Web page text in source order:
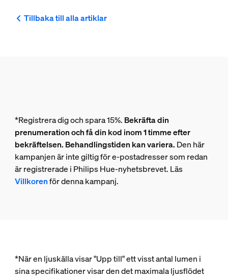
Tillbaka till alla artiklar
*Registrera dig och spara 15%. Bekräfta din
prenumeration och få din kod inom 1 timme efter
bekräftelsen. Behandlingstiden kan variera. Den här
kampanjen är inte giltig för e-postadresser som redan
är registrerade i Philips Hue-nyhetsbrevet. Läs
Villkorenför denna kampanj.
*När en ljuskälla visar "Upp till" ett visst antal lumen i
sina specifikationer visar den det maximala ljusflödet